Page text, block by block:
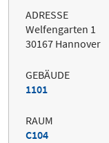
ADRESSE
Welfengarten 1
30167 Hannover
GEBÄUDE
1101
RAUM
C104